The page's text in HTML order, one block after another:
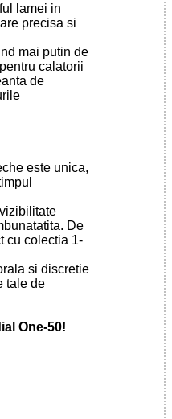
lamei in
precisa si
mai putin de
calatorii
de
este unica,
De
cu colectia 1-
si discretie
tale de
One-50!